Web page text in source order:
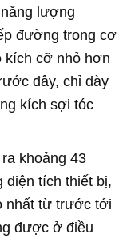
lượng
đường trong cơ
kích cỡ nhỏ hơn
đây, chỉ dày
kích sợi tóc
khoảng 43
diện tích thiết bị,
nhất từ trước tới
được ở điều